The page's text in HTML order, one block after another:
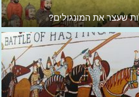
שעצר את המונגולים?